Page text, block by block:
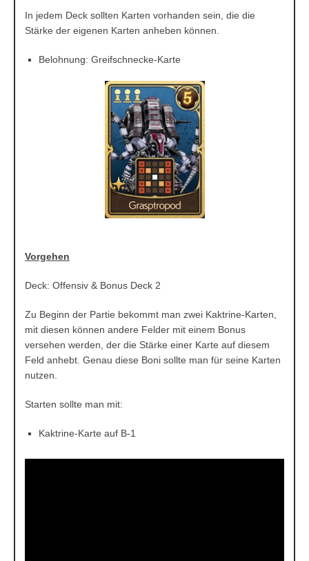
In jedem Deck sollten Karten vorhanden sein, die die
Stärke der eigenen Karten anheben können.
Belohnung: Greifschnecke-Karte
Vorgehen
Deck: Offensiv & Bonus Deck 2
Zu Beginn der Partie bekommt man zwei Kaktrine-Karten,
mit diesen können andere Felder mit einem Bonus
versehen werden, der die Stärke einer Karte auf diesem
Feld anhebt. Genau diese Boni sollte man für seine Karten
nutzen.
Starten sollte man mit:
Kaktrine-Karte auf B-1